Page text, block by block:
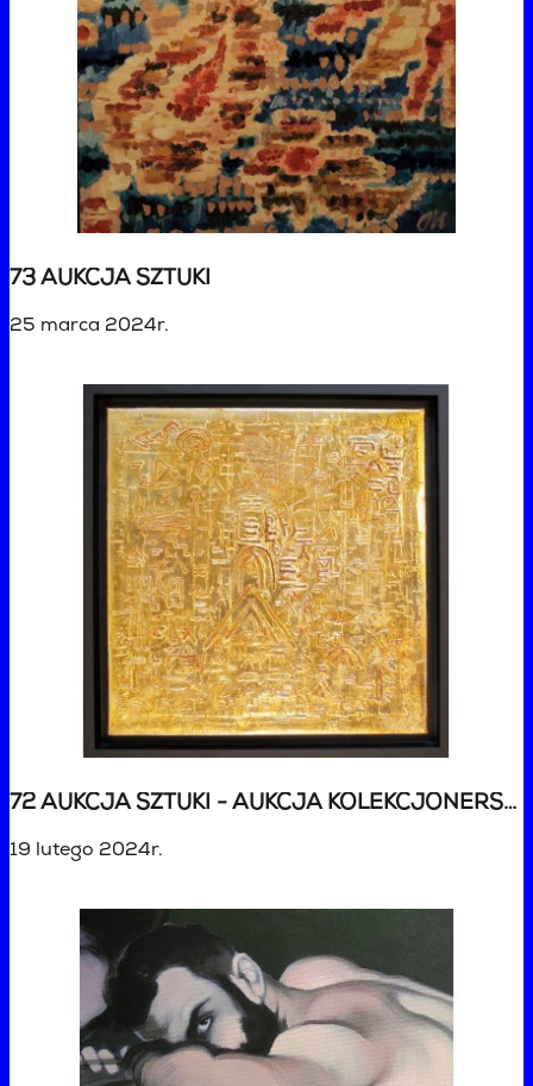
73 AUKCJA SZTUKI
25 marca 2024r.
72 AUKCJA SZTUKI - AUKCJA KOLEKCJONERSKA
19 lutego 2024r.